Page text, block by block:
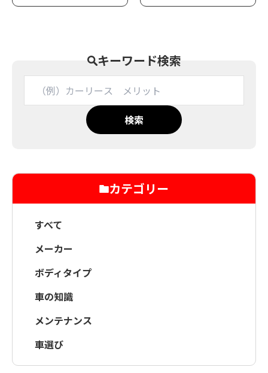
キーワード検索
検索
カテゴリー
すべて
メーカー
ボディタイプ
車の知識
メンテナンス
車選び